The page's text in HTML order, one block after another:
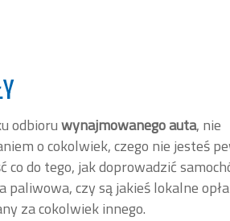
odbioruwynajmowanego auta, nie
o cokolwiek, czego nie jesteś
co do tego, jak doprowadzić
czy są jakieś lokalne
za cokolwiek innego.